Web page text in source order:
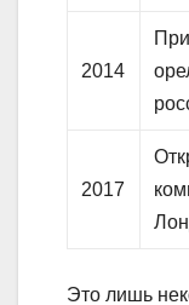
2014
2017
Это лишь